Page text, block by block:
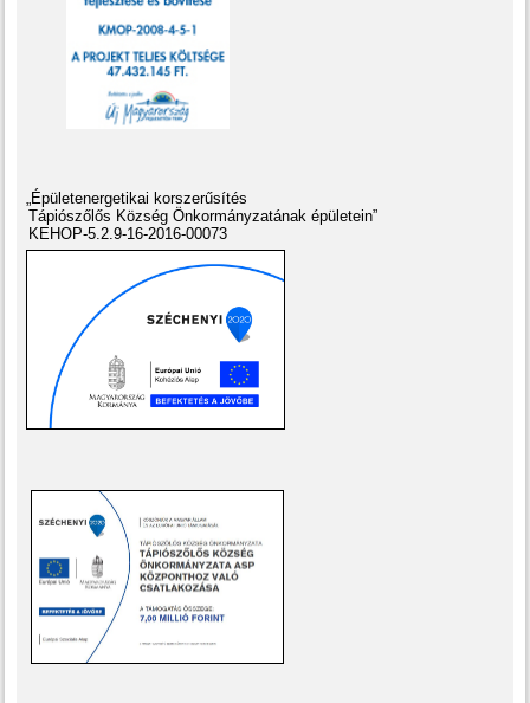
„Épületenergetikai korszerűsítés
Tápiószőlős Község Önkormányzatának épületein”
KEHOP-5.2.9-16-2016-00073